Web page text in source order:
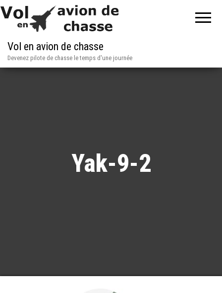
Vol en avion de chasse
Devenez pilote de chasse le temps d'une journée
Yak-9-2